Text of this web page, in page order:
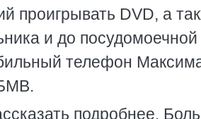
проигрывать DVD, а
и до
телефон
подробнее.